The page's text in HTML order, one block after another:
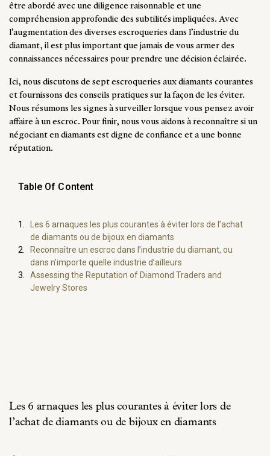
être abordé avec une diligence raisonnable et une
compréhension approfondie des subtilités impliquées. Avec
l’augmentation des diverses escroqueries dans l’industrie du
diamant, il est plus important que jamais de vous armer des
connaissances nécessaires pour prendre une décision éclairée.
Ici, nous discutons de sept escroqueries aux diamants courantes
et fournissons des conseils pratiques sur la façon de les éviter.
Nous résumons les signes à surveiller lorsque vous pensez avoir
affaire à un escroc. Pour finir, nous vous aidons à reconnaître si un
négociant en diamants est digne de confiance et a une bonne
réputation.
Table Of Content
Les 6 arnaques les plus courantes à éviter lors de l’achat
de diamants ou de bijoux en diamants
Reconnaître un escroc dans l’industrie du diamant, ou
dans n’importe quelle industrie d’ailleurs
Assessing the Reputation of Diamond Traders and
Jewelry Stores
Les 6 arnaques les plus courantes à éviter lors de
l’achat de diamants ou de bijoux en diamants